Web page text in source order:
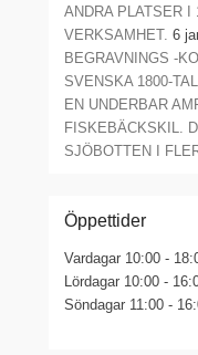
ANDRA PLATSER
VERKSAMHET. 6
BEGRAVNINGS -
SVENSKA 1800-
EN UNDERBAR
FISKEBÄCKSKIL.
SJÖBOTTEN I
Öppettider
Vardagar 10:00 -
Lördagar 10:00 -
Söndagar 11:00 -